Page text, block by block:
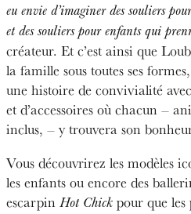
eu envie d’imaginer des souliers
et des souliers pour enfants qui
créateur. Et c’est ainsi que
la famille sous toutes ses
une histoire de convivialité
et d’accessoires où chacun –
inclus, – y trouvera son
Vous découvrirez les modèles
les enfants ou encore des
escarpin Hot Chick pour que les